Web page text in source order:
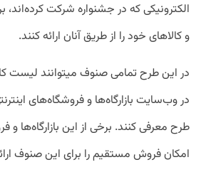
الکترونیکی که در جشنواره شرکت کرده‌اند،
و کالاهای خود را از طریق آنان ارائه کنند.
در این طرح تمامی صنوف می‏توانند لیست
در وب‌سایت بازارگاه‌‏ها و فروشگاه‌‏های
طرح معرفی کنند. برخی از این بازارگاه‏‌ها و
امکان فروش مستقیم را برای این صنوف